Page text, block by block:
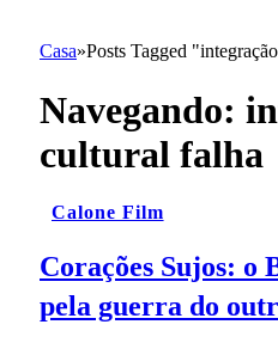
Casa»Posts Tagged
Navegando:
cultural falha
Calone Film
Corações Sujos: o
pela guerra do